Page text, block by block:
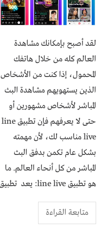
لقد أصبح بإمكانك مشاهدة
العالم كله من خلال هاتفك
المحمول، إذا كنت من الأشخاص
الذين يستهويهم مشاهدة البث
المباشر لأشخاص مشهورين أو
حتى لا يعرفهم فإن تطبيق line
live مناسب لك، لأن مهمته
بشكل عام تكمن بدفق البث
المباشر من كل أنحاء العالم. ما
هو تطبيق line live: يعد تطبيق
متابعة القراءة